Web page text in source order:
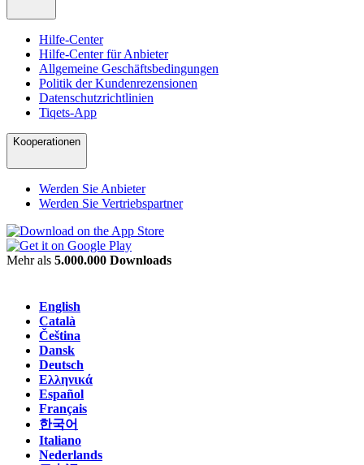
Hilfe-Center
Hilfe-Center für Anbieter
Allgemeine Geschäftsbedingungen
Politik der Kundenrezensionen
Datenschutzrichtlinien
Tiqets-App
Kooperationen
Werden Sie Anbieter
Werden Sie Vertriebspartner
Mehr als 5.000.000 Downloads
English
Català
Čeština
Dansk
Deutsch
Ελληνικά
Español
Français
한국어
Italiano
Nederlands